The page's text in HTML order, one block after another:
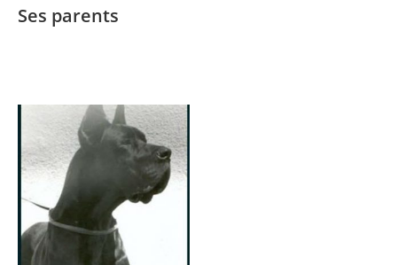
Ses parents